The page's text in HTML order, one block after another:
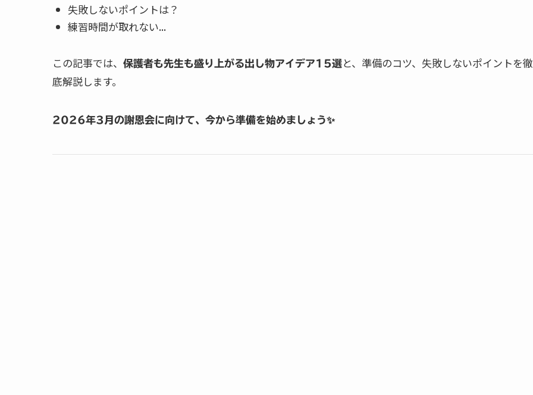
失敗しないポイントは？
練習時間が取れない...
この記事では、 保護者も先生も盛り上がる出し物アイデア15選と、準備のコツ、失敗しないポイントを徹
底解説します。
2026年3月の謝恩会に向けて、今から準備を始めましょう✨